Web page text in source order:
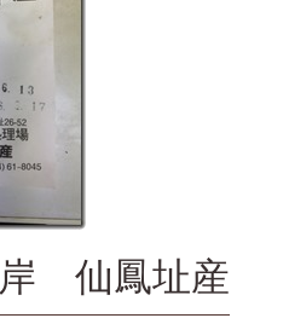
仙鳳址産